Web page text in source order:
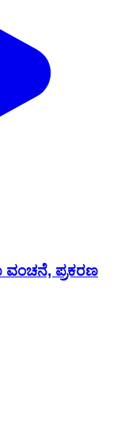
ವಂಚನೆ, ಪ್ರಕರಣ